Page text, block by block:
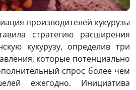
производителей кукурузы
стратегию расширения
кукурузу, определив три
которые потенциально
спрос более чем
ежегодно. Инициатива